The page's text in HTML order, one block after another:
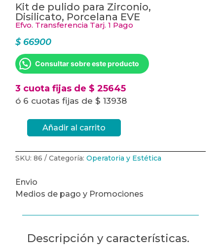
Kit de pulido para Zirconio,
Disilicato, Porcelana EVE
Efvo. Transferencia Tarj. 1 Pago
$66900
Consultar sobre este producto
3 cuota fijas de $ 25645
ó 6 cuotas fijas de $ 13938
para
Zirconio,
EVE
cantidad
Añadir al carrito
SKU:86 Categoría:Operatoria y Estética
Envio
Medios de pago y Promociones
Descripción y características.